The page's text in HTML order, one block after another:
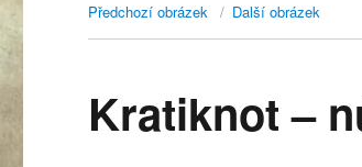
Předchozí obrázek Další obrázek
Kratiknot –